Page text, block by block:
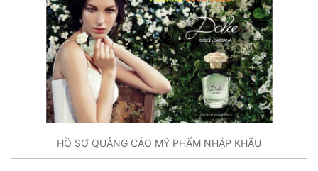
HỒ SƠ QUẢNG CÁO MỸ PHẨM NHẬP KHẨU